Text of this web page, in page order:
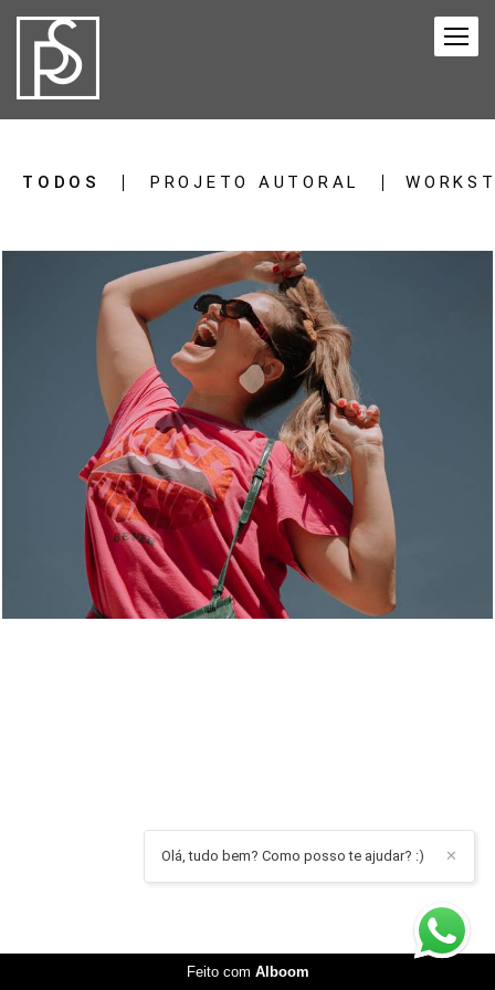
TODOS PROJETO AUTORAL
789 0
✕
Olá, tudo bem? Como posso te ajudar? :)
Feito com Alboom